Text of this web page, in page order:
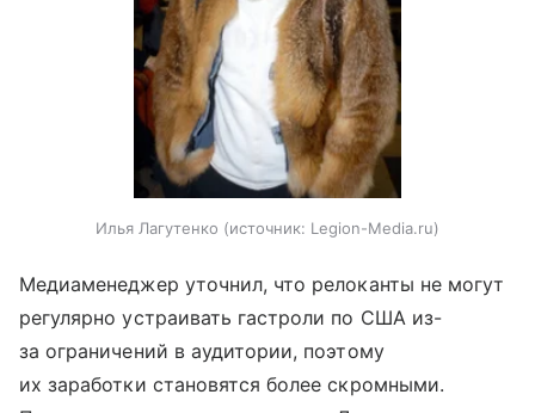
Илья Лагутенко источник: Legion-Media.ru
Медиаменеджер уточнил, что релоканты не могут
регулярно устраивать гастроли по США из-
за ограничений в аудитории, поэтому
их заработки становятся более скромными.